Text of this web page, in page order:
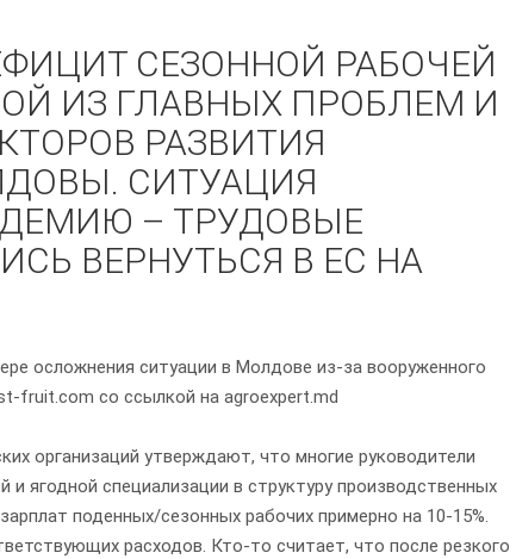
СЕЗОННОЙ РАБОЧЕЙ
ИЗ ГЛАВНЫХ ПРОБЛЕМ И
РАЗВИТИЯ
СИТУАЦИЯ
– ТРУДОВЫЕ
ВЕРНУТЬСЯ В ЕС НА
осложнения ситуации в Молдове из-за вооруженного
fruit.com со ссылкой на agroexpert.md
организаций утверждают, что многие руководители
и ягодной специализации в структуру производственных
поденных/сезонных рабочих примерно на 10-15%.
расходов. Кто-то считает, что после резкого